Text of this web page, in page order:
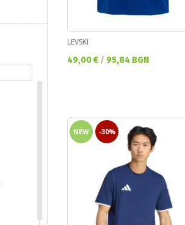
LEVSKI
Текуща цена:
49,00 € / 95,84 BGN
NEW -30%